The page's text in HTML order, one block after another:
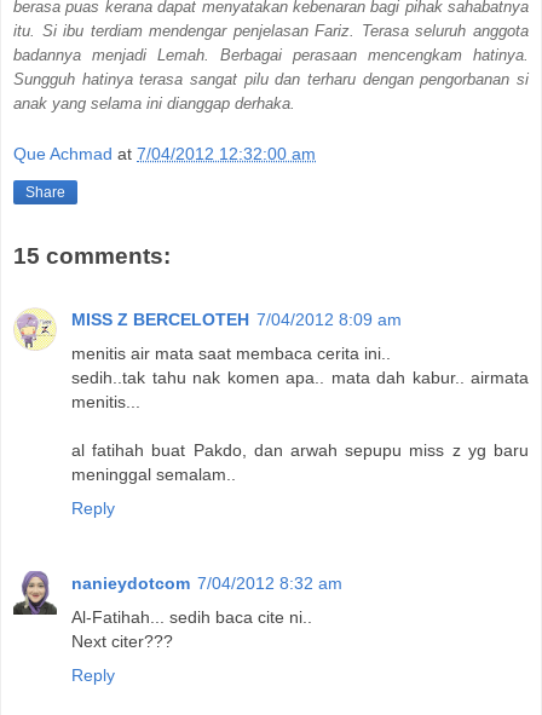
berasa puas kerana dapat menyatakan kebenaran bagi pihak sahabatnya
itu. Si ibu terdiam mendengar penjelasan Fariz. Terasa seluruh anggota
badannya menjadi Lemah. Berbagai perasaan mencengkam hatinya.
Sungguh hatinya terasa sangat pilu dan terharu dengan pengorbanan si
anak yang selama ini dianggap derhaka.
Que Achmad at 7/04/2012 12:32:00 am
Share
15 comments:
MISS Z BERCELOTEH 7/04/2012 8:09 am
menitis air mata saat membaca cerita ini..
sedih..tak tahu nak komen apa.. mata dah kabur.. airmata
menitis...
al fatihah buat Pakdo, dan arwah sepupu miss z yg baru
meninggal semalam..
Reply
nanieydotcom 7/04/2012 8:32 am
Al-Fatihah... sedih baca cite ni..
Next citer???
Reply